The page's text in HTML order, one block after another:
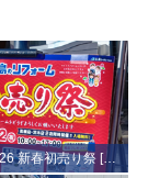
【イベント】2026 新春初売り祭 [高槻店・茨木店 同時開催] ～ご来店ありがとうございました～【御礼】